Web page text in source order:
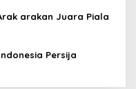
arakan Juara Piala
Persija